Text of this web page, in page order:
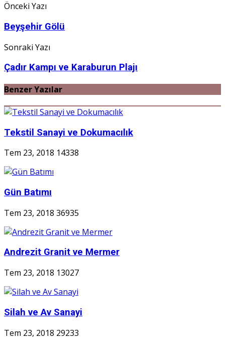
Önceki Yazı
Beyşehir Gölü
Sonraki Yazı
Çadır Kampı ve Karaburun Plajı
Benzer Yazılar
Tekstil Sanayi ve Dokumacılık
Tem 23, 2018 14338
Gün Batımı
Tem 23, 2018 36935
Andrezit Granit ve Mermer
Tem 23, 2018 13027
Silah ve Av Sanayi
Tem 23, 2018 29233